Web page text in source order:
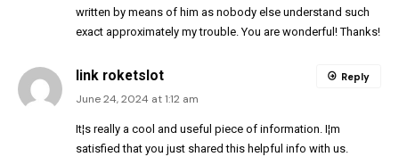
written by means of him as nobody else understand such
exact approximately my trouble. You are wonderful! Thanks!
link roketslot
June 24, 2024 at 1:12 am
It¦s really a cool and useful piece of information. I¦m
satisfied that you just shared this helpful info with us.
Reply